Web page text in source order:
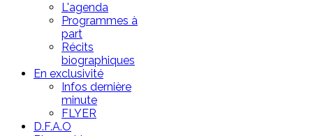
L'agenda
Programmes à
part
Récits
biographiques
En exclusivité
Infos dernière
minute
FLYER
D.F.A.O